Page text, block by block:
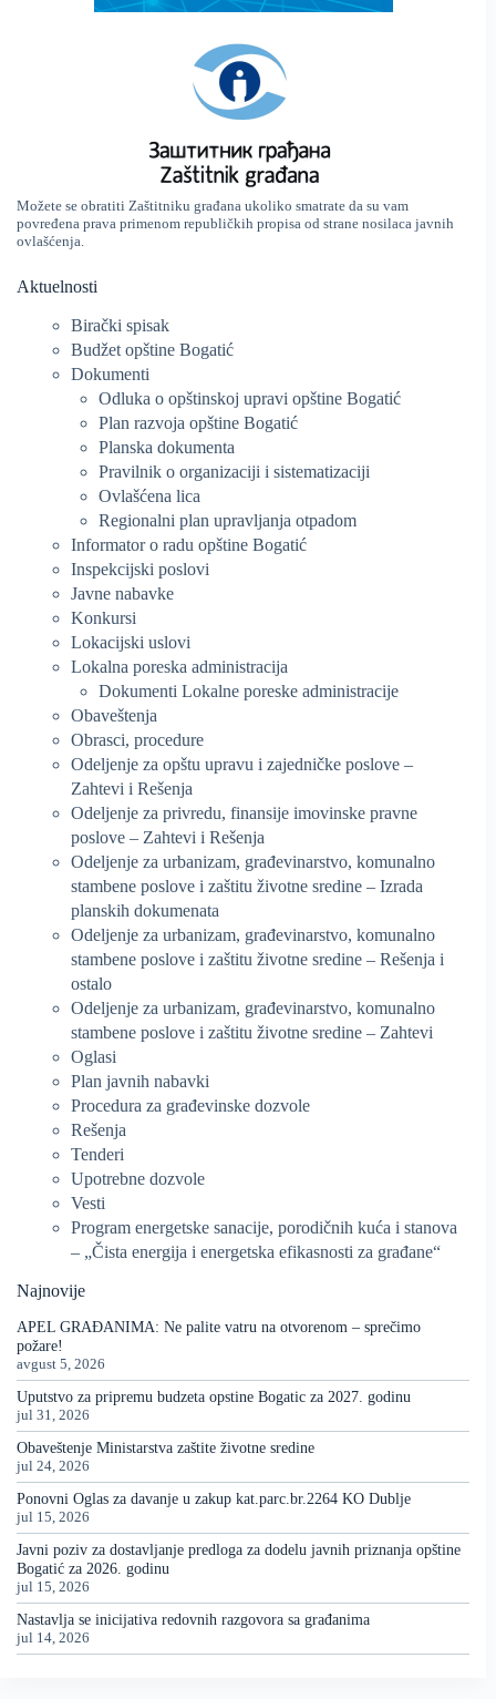
Možete se obratiti Zaštitniku građana ukoliko smatrate da su vam
povređena prava primenom republičkih propisa od strane nosilaca javnih
ovlašćenja.
Aktuelnosti
Birački spisak
Budžet opštine Bogatić
Dokumenti
Odluka o opštinskoj upravi opštine Bogatić
Plan razvoja opštine Bogatić
Planska dokumenta
Pravilnik o organizaciji i sistematizaciji
Ovlašćena lica
Regionalni plan upravljanja otpadom
Informator o radu opštine Bogatić
Inspekcijski poslovi
Javne nabavke
Konkursi
Lokacijski uslovi
Lokalna poreska administracija
Dokumenti Lokalne poreske administracije
Obaveštenja
Obrasci, procedure
Odeljenje za opštu upravu i zajedničke poslove –
Zahtevi i Rešenja
Odeljenje za privredu, finansije imovinske pravne
poslove – Zahtevi i Rešenja
Odeljenje za urbanizam, građevinarstvo, komunalno
stambene poslove i zaštitu životne sredine – Izrada
planskih dokumenata
Odeljenje za urbanizam, građevinarstvo, komunalno
stambene poslove i zaštitu životne sredine – Rešenja i
ostalo
Odeljenje za urbanizam, građevinarstvo, komunalno
stambene poslove i zaštitu životne sredine – Zahtevi
Oglasi
Plan javnih nabavki
Procedura za građevinske dozvole
Rešenja
Tenderi
Upotrebne dozvole
Vesti
Program energetske sanacije, porodičnih kuća i stanova
– „Čista energija i energetska efikasnosti za građane“
Najnovije
APEL GRAĐANIMA: Ne palite vatru na otvorenom – sprečimo
požare!
avgust 5, 2026
Uputstvo za pripremu budzeta opstine Bogatic za 2027. godinu
jul 31, 2026
Obaveštenje Ministarstva zaštite životne sredine
jul 24, 2026
Ponovni Oglas za davanje u zakup kat.parc.br.2264 KO Dublje
jul 15, 2026
Javni poziv za dostavljanje predloga za dodelu javnih priznanja opštine
Bogatić za 2026. godinu
jul 15, 2026
Nastavlja se inicijativa redovnih razgovora sa građanima
jul 14, 2026